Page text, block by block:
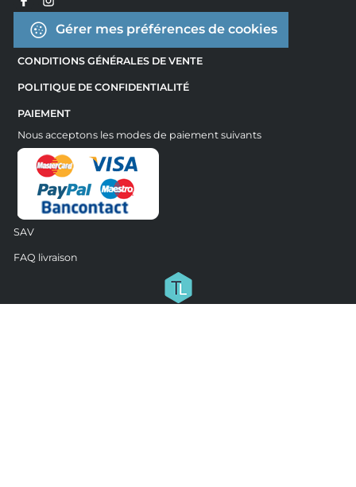
Gérer mes préférences de cookies
CONDITIONS GÉNÉRALES DE VENTE
POLITIQUE DE CONFIDENTIALITÉ
PAIEMENT
Nous acceptons les modes de paiement suivants
SAV
FAQ livraison